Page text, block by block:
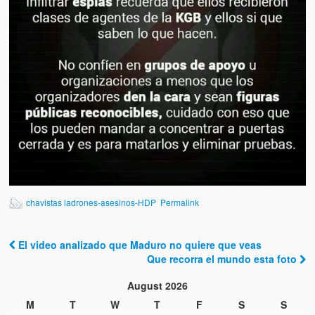
El Tipo y los Rojos en Los Teques (The Jerk and the Reds in
Hablé con Chavistas (I spoke with chavistas)
La burla del Chavez “tan amante de los niños” (The mockery of
Chavez “such a children lover”)
Los niños de las calles de Venezuela (Children of the streets of
Luis y El Mono… en armas (Luis and El Mono… armed)
Radio Emisoras y canales de televisión clausurados por el
Victimas del 11 de abril de 2002
chavistas ladrones-asesinos-HDP Permalink
Post navigation
El video analizado que Maduro no quiere que veas
Que recorra el mundo esta foto
August 2026
M
T W T F S S